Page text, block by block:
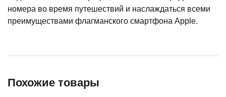
номера во время путешествий и наслаждаться всеми
преимуществами флагманского смартфона Apple.
Похожие товары